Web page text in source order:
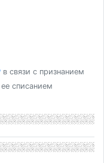
в связи с признанием
списанием